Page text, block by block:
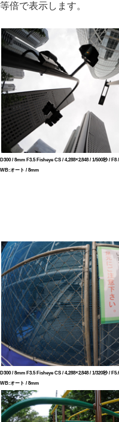
等倍で表示します。
D300 / 8mm F3.5 Fisheye CS / 4,288×2,848 / 1/500秒 /
WB:オート / 8mm
D300 / 8mm F3.5 Fisheye CS / 4,288×2,848 / 1/320秒 /
WB:オート / 8mm